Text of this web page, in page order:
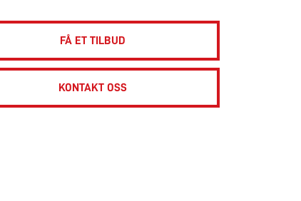
FÅ ET TILBUD
KONTAKT OSS